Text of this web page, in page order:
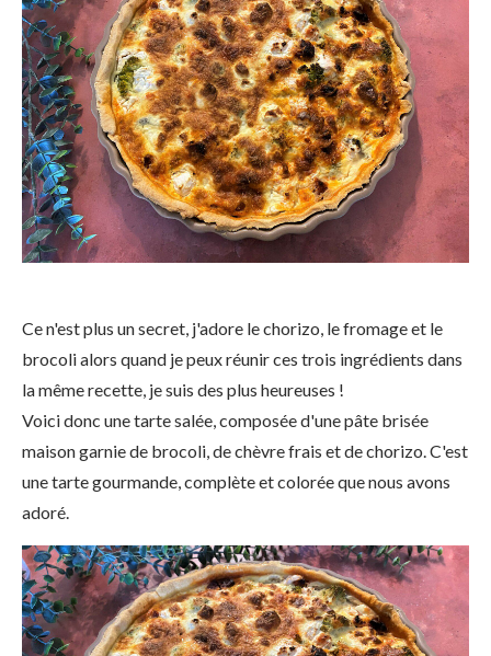
Ce n'est plus un secret, j'adore le chorizo, le fromage et le
brocoli alors quand je peux réunir ces trois ingrédients dans
la même recette, je suis des plus heureuses !
Voici donc une tarte salée, composée d'une pâte brisée
maison garnie de brocoli, de chèvre frais et de chorizo. C'est
une tarte gourmande, complète et colorée que nous avons
adoré.